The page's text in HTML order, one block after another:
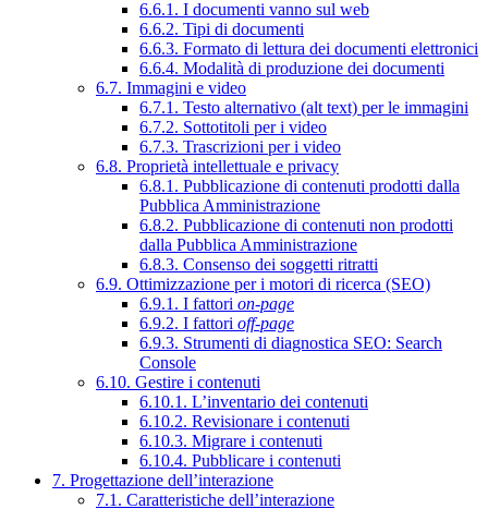
6.6.1. I documenti vanno sul web
6.6.2. Tipi di documenti
6.6.3. Formato di lettura dei documenti elettronici
6.6.4. Modalità di produzione dei documenti
6.7. Immagini e video
6.7.1. Testo alternativo (alt text) per le immagini
6.7.2. Sottotitoli per i video
6.7.3. Trascrizioni per i video
6.8. Proprietà intellettuale e privacy
6.8.1. Pubblicazione di contenuti prodotti dalla
Pubblica Amministrazione
6.8.2. Pubblicazione di contenuti non prodotti
dalla Pubblica Amministrazione
6.8.3. Consenso dei soggetti ritratti
6.9. Ottimizzazione per i motori di ricerca (SEO)
6.9.1. I fattori on-page
6.9.2. I fattori off-page
6.9.3. Strumenti di diagnostica SEO: Search
Console
6.10. Gestire i contenuti
6.10.1. L’inventario dei contenuti
6.10.2. Revisionare i contenuti
6.10.3. Migrare i contenuti
6.10.4. Pubblicare i contenuti
7. Progettazione dell’interazione
7.1. Caratteristiche dell’interazione